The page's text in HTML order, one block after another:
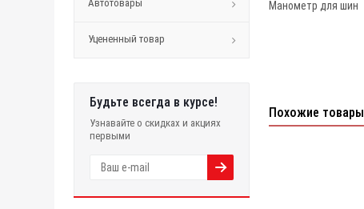
Автотовары
Уцененный товар
Будьте всегда в курсе!
Узнавайте о скидках и акциях
первыми
Манометр для шин
Похожие товары